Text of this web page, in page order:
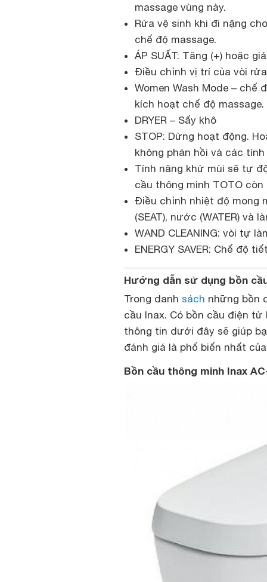
massage vùng này.
Rửa vệ sinh khi đi nặng
chế độ massage.
ÁP SUẤT: Tăng (+) hoặc
Điều chỉnh vị trí của vòi
Women Wash Mode – chế
kích hoạt chế độ massage.
DRYER – Sấy khô
STOP: Dừng hoạt động.
không phản hồi và các
Tính năng khử mùi sẽ tự
cầu thông minh TOTO
Điều chỉnh nhiệt độ mong
(SEAT), nước (WATER) và
WAND CLEANING: vòi tự
ENERGY SAVER: Chế độ
Hướng dẫn sử dụng bồn
Trong danh sách những bồn
cầu Inax. Có bồn cầu điện
thông tin dưới đây sẽ giúp
đánh giá là phổ biến nhất
Bồn cầu thông minh Inax